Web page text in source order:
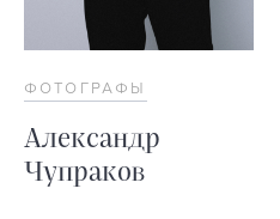
ФОТОГРАФЫ
Александр
Чупраков